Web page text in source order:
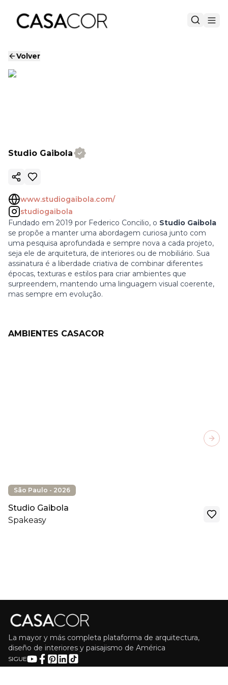
Volver
Studio Gaibola
Copiar enlace
www.studiogaibola.com/
studiogaibola
Fundado em 2019 por Federico Concilio, o Studio Gaibola
se propõe a manter uma abordagem curiosa junto com
uma pesquisa aprofundada e sempre nova a cada projeto,
seja ele de arquitetura, de interiores ou de mobiliário. Sua
assinatura é a liberdade criativa de combinar diferentes
épocas, texturas e estilos para criar ambientes que
surpreendem, mantendo uma linguagem visual coerente,
mas sempre em evolução.
AMBIENTES CASACOR
São Paulo - 2026
Studio Gaibola
Spakeasy
La mayor y más completa plataforma de arquitectura,
diseño de interiores y paisajismo de América
SIGUE